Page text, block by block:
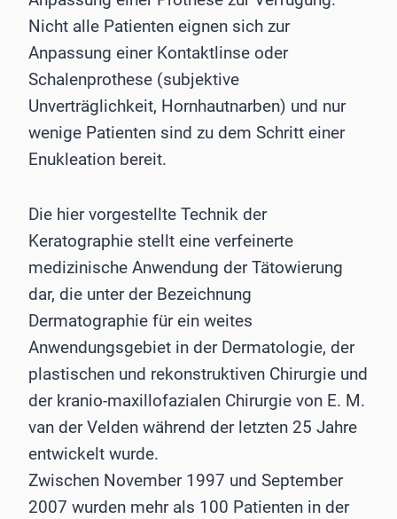
Nicht alle Patienten eignen sich zur
Anpassung einer Kontaktlinse oder
Schalenprothese (subjektive
Unverträglichkeit, Hornhautnarben) und nur
wenige Patienten sind zu dem Schritt einer
Enukleation bereit.
Die hier vorgestellte Technik der
Keratographie stellt eine verfeinerte
medizinische Anwendung der Tätowierung
dar, die unter der Bezeichnung
Dermatographie für ein weites
Anwendungsgebiet in der Dermatologie, der
plastischen und rekonstruktiven Chirurgie und
der kranio-maxillofazialen Chirurgie von E. M.
van der Velden während der letzten 25 Jahre
entwickelt wurde.
Zwischen November 1997 und September
2007 wurden mehr als 100 Patienten in der